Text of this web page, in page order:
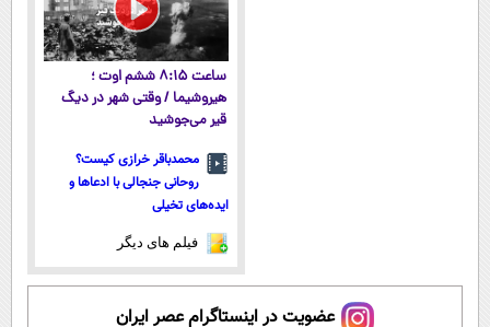
ساعت ۸:۱۵ ششم اوت ؛
هیروشیما / وقتی شهر در دیگ
قیر می‌جوشید
محمدباقر خرازی کیست؟
روحانی جنجالی با ادعاها و
ایده‌های تخیلی
فیلم های دیگر
عضویت در اینستاگرام عصر ایران